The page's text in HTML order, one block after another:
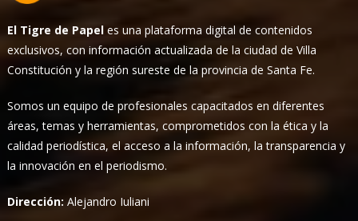
El Tigre de Papel es una plataforma digital de contenidos
exclusivos, con información actualizada de la ciudad de Villa
Constitución y la región sureste de la provincia de Santa Fe.
Somos un equipo de profesionales capacitados en diferentes
áreas, temas y herramientas, comprometidos con la ética y la
calidad periodística, el acceso a la información, la transparencia y
la innovación en el periodismo.
Dirección:Alejandro Iuliani